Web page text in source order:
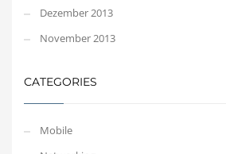
Dezember 2013
November 2013
CATEGORIES
Mobile